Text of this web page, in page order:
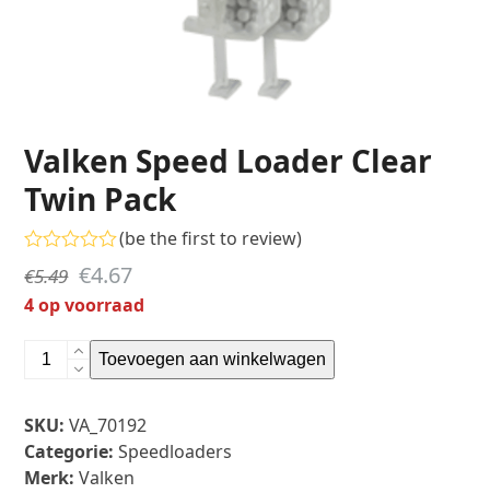
Valken Speed Loader Clear
Twin Pack
Gewaardeerd
0
uit
5
(be the first to review)
€5.49 Oorspronkelijke
prijs
was:
€5.49.
€4.67Huidige
prijs
is:
€4.67.
4 op voorraad
Valken
Clear
Twin
Pack
Toevoegen aan winkelwagen
SKU:VA_70192
Categorie:Speedloaders
Merk:Valken